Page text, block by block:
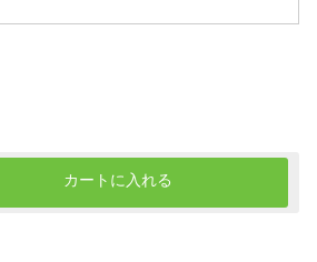
カートに入れる